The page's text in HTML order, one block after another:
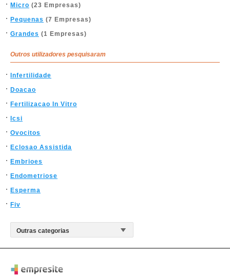
Micro (23 Empresas)
Pequenas (7 Empresas)
Grandes (1 Empresas)
Outros utilizadores pesquisaram
Infertilidade
Doacao
Fertilizacao In Vitro
Icsi
Ovocitos
Eclosao Assistida
Embrioes
Endometriose
Esperma
Fiv